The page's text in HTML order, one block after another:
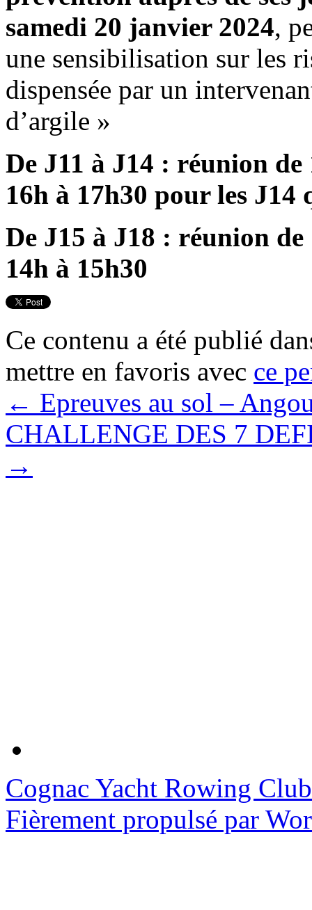
samedi 20 janvier 2024,
une sensibilisation sur les
dispensée par un
d’argile »
De J11 à J14 : réunion
16h à 17h30 pour les
De J15 à J18 : réunion
14h à 15h30
Ce contenu a été publié
mettre en favoris avec ce
← Epreuves au sol –
CHALLENGE DES 7
→
Cognac Yacht Rowing Club
Fièrement propulsé par